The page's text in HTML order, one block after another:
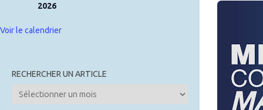
2026
Voir le calendrier
RECHERCHER UN ARTICLE
Rechercher